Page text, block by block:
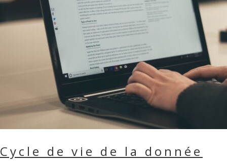
Cycle de vie de la donnée